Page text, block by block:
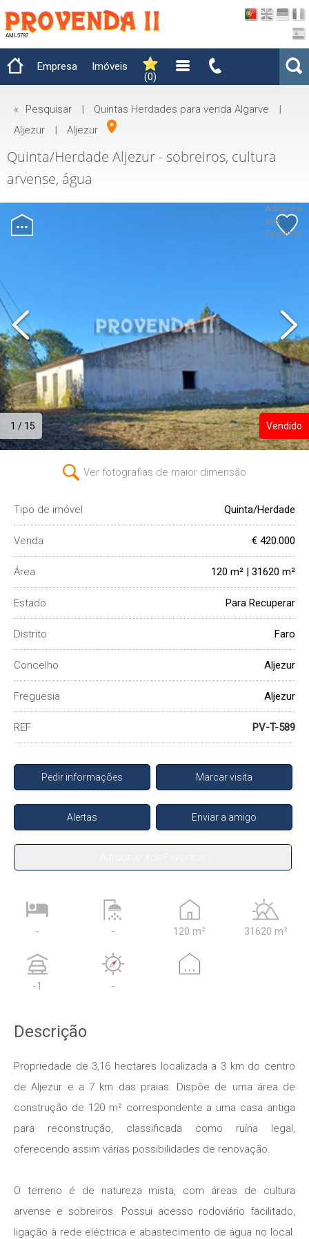
AMI-5797
Empresa
Imóveis
(0)
« Pesquisar | Quintas Herdades para venda Algarve
|
Aljezur
| Aljezur
Quinta/Herdade Aljezur - sobreiros, cultura
arvense, água
1 / 15 Vendido
Adicionar
aos
Favoritos
Ver fotografias de maior dimensão
Tipo de imóvel Quinta/Herdade
Venda € 420.000
Área 120 m² | 31620 m²
Estado Para Recuperar
Distrito Faro
Concelho Aljezur
Freguesia Aljezur
REF PV-T-589
Pedir informações Marcar visita
Alertas Enviar a amigo
- - 120 m² 31620 m²
-1 -
...
Descrição
Propriedade de 3,16 hectares localizada a 3 km do centro
de Aljezur e a 7 km das praias. Dispõe de uma área de
construção de 120 m² correspondente a uma casa antiga
para reconstrução, classificada como ruína legal,
oferecendo assim várias possibilidades de renovação.
O terreno é de natureza mista, com áreas de cultura
arvense e sobreiros. Possui acesso rodoviário facilitado,
ligação à rede eléctrica e abastecimento de água no local.